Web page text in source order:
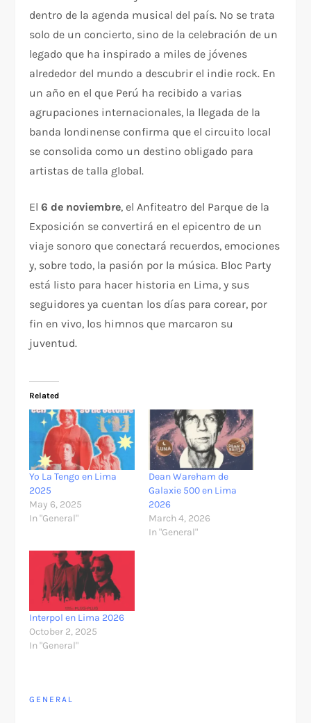
dentro de la agenda musical del país. No se trata
solo de un concierto, sino de la celebración de un
legado que ha inspirado a miles de jóvenes
alrededor del mundo a descubrir el indie rock. En
un año en el que Perú ha recibido a varias
agrupaciones internacionales, la llegada de la
banda londinense confirma que el circuito local
se consolida como un destino obligado para
artistas de talla global.
El6 de noviembre, el Anfiteatro del Parque de la
Exposición se convertirá en el epicentro de un
viaje sonoro que conectará recuerdos, emociones
y, sobre todo, la pasión por la música. Bloc Party
está listo para hacer historia en Lima, y sus
seguidores ya cuentan los días para corear, por
fin en vivo, los himnos que marcaron su
juventud.
Related
Yo La Tengo en Lima
2025
May 6, 2025
In "General"
Dean Wareham de
Galaxie 500 en Lima
2026
March 4, 2026
In "General"
Interpol en Lima 2026
October 2, 2025
In "General"
GENERAL